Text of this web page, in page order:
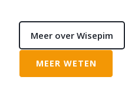
Meer over Wisepim
MEER WETEN